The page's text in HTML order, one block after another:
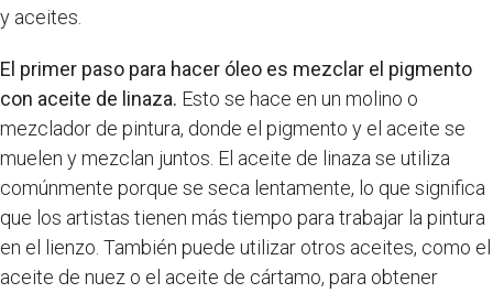
y aceites.
El primer paso para hacer óleo es mezclar el pigmento
con aceite de linaza. Esto se hace en un molino o
mezclador de pintura, donde el pigmento y el aceite se
muelen y mezclan juntos. El aceite de linaza se utiliza
comúnmente porque se seca lentamente, lo que significa
que los artistas tienen más tiempo para trabajar la pintura
en el lienzo. También puede utilizar otros aceites, como el
aceite de nuez o el aceite de cártamo, para obtener